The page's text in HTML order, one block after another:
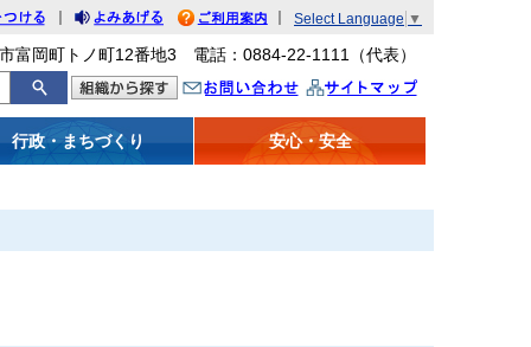
つける
｜
みあげる
利用案内
｜ Select Language ▼
岡町トノ町12番地3 電話：0884-22-1111（代表）
問い合わせ イトマップ
行政・まちづくり 安心・安全